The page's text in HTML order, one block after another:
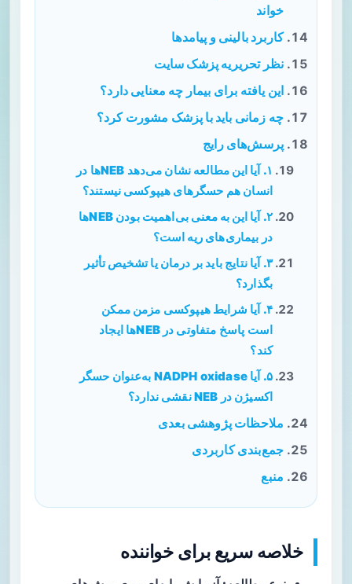
خواند
کاربرد بالینی و پیامدها
نظر تحریریه پزشک سایت
این یافته برای بیمار چه معنایی دارد؟
چه زمانی باید با پزشک مشورت کرد؟
پرسش‌های رایج
۱. آیا این مطالعه نشان می‌دهد NEBها در
انسان هم حسگرهای هیپوکسی نیستند؟
۲. آیا این به معنی بی‌اهمیت بودن NEBها
در بیماری‌های ریه است؟
۳. آیا نتایج باید بر درمان یا تشخیص تأثیر
بگذارد؟
۴. آیا شرایط هیپوکسی مزمن ممکن
است پاسخ متفاوتی در NEBها ایجاد
کند؟
۵. آیا NADPH oxidase به‌عنوان حسگر
اکسیژن در NEB نقشی ندارد؟
ملاحظات پژوهشی بعدی
جمع‌بندی کاربردی
منبع
خلاصه سریع برای خواننده